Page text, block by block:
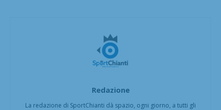
Redazione
La redazione di SportChianti dà spazio, ogni giorno, a tutti gli